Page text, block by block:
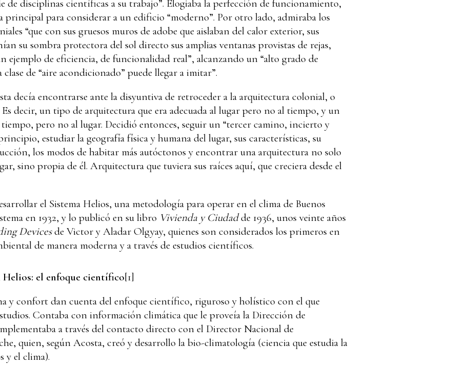
de disciplinas científicas a su trabajo”. Elogiaba la perfección de funcionamiento,
principal para considerar a un edificio “moderno”. Por otro lado, admiraba los
“que con sus gruesos muros de adobe que aislaban del calor exterior, sus
su sombra protectora del sol directo sus amplias ventanas provistas de rejas,
ejemplo de eficiencia, de funcionalidad real”, alcanzando un “alto grado de
de “aire acondicionado” puede llegar a imitar”.
decía encontrarse ante la disyuntiva de retroceder a la arquitectura colonial, o
decir, un tipo de arquitectura que era adecuada al lugar pero no al tiempo, y un
pero no al lugar. Decidió entonces, seguir un “tercer camino, incierto y
estudiar la geografía física y humana del lugar, sus características, su
los modos de habitar más autóctonos y encontrar una arquitectura no solo
sino propia de él. Arquitectura que tuviera sus raíces aquí, que creciera desde el
el Sistema Helios, una metodología para operar en el clima de Buenos
en 1932, y lo publicó en su libro Vivienda y Ciudadde 1936, unos veinte años
Devicesde Victor y Aladar Olgyay, quienes son considerados los primeros en
de manera moderna y a través de estudios científicos.
el enfoque científico[1]
y confort dan cuenta del enfoque científico, riguroso y holístico con el que
Contaba con información climática que le proveía la Dirección de
a través del contacto directo con el Director Nacional de
quien, según Acosta, creó y desarrollo la bio-climatología (ciencia que estudia la
y el clima).